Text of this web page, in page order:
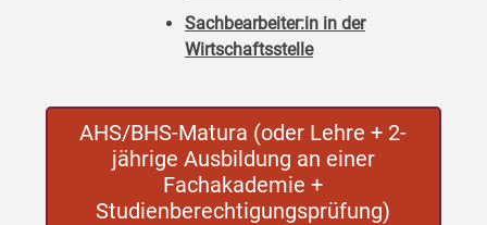
Sachbearbeiter:in in der
Wirtschaftsstelle
AHS/BHS-Matura (oder Lehre + 2-
jährige Ausbildung an einer
Fachakademie +
Studienberechtigungsprüfung)